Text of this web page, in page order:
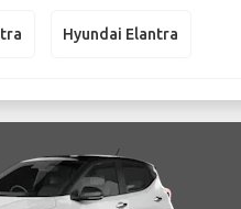
Hyundai Elantra